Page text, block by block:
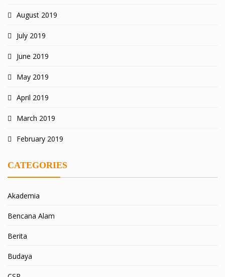
August 2019
July 2019
June 2019
May 2019
April 2019
March 2019
February 2019
CATEGORIES
Akademia
Bencana Alam
Berita
Budaya